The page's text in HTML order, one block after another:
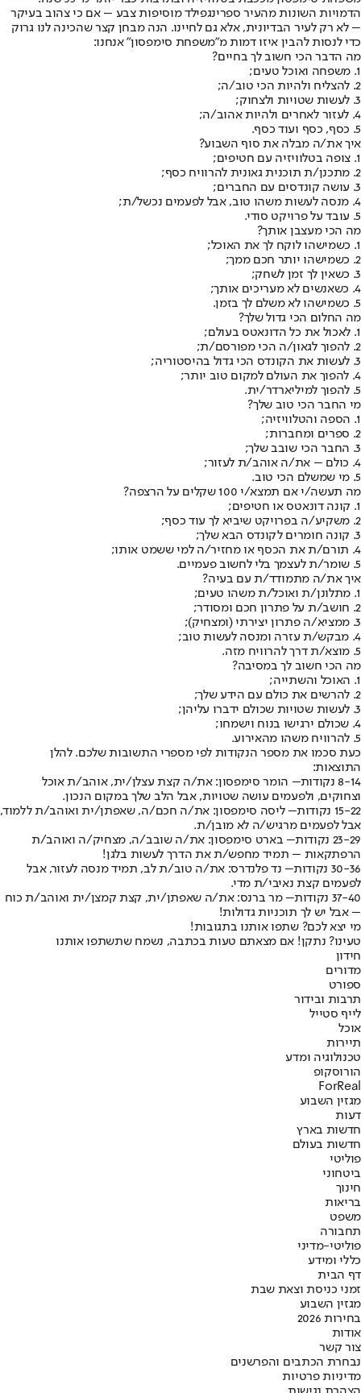
הדמויות השונות מהעיר ספרינגפילד מוסיפות צבע – אם כי צהוב בעיקר
– לא רק לעיר הבדיונית, אלא גם לחיינו. הנה מבחן קצר שהכינה לנו גרוק
כדי לנסות להבין איזו דמות מ"משפחת סימפסון" אנחנו:
מה הדבר הכי חשוב לך בחיים?
1. משפחה ואוכל טעים;
2. להצליח ולהיות הכי טוב/ה;
3. לעשות שטויות ולצחוק;
4. לעזור לאחרים ולהיות אהוב/ה;
5. כסף, כסף ועוד כסף.
איך את/ה מבלה את סוף השבוע?
1. צופה בטלוויזיה עם חטיפים;
2. מתכנן/ת תוכנית גאונית להרוויח כסף;
3. עושה קונדסים עם החברים;
4. מנסה לעשות משהו טוב, אבל לפעמים נכשל/ת;
5. עובד על פרויקט סודי.
מה הכי מעצבן אותך?
1. כשמישהו לוקח לך את האוכל;
2. כשמישהו יותר חכם ממך;
3. כשאין לך זמן לשחק;
4. כשאנשים לא מעריכים אותך;
5. כשמישהו לא משלם לך בזמן.
מה החלום הכי גדול שלך?
1. לאכול את כל הדונאטס בעולם;
2. להפוך לגאון/ה הכי מפורסם/ת;
3. לעשות את הקונדס הכי גדול בהיסטוריה;
4. להפוך את העולם למקום טוב יותר;
5. להפוך למיליארדר/ית.
מי החבר הכי טוב שלך?
1. הספה והטלוויזיה;
2. ספרים ומחברות;
3. החבר הכי שובב שלך;
4. כולם – את/ה אוהב/ת לעזור;
5. מי שמשלם הכי טוב.
מה תעשה/י אם תמצא/י 100 שקלים על הרצפה?
1. קונה דונאטס או חטיפים;
2. משקיע/ה בפרויקט שיביא לך עוד כסף;
3. קונה חומרים לקונדס הבא שלך;
4. תורם/ת את הכסף או מחזיר/ה למי ששמט אותו;
5. שומר/ת לעצמך בלי לחשוב פעמיים.
איך את/ה מתמודד/ת עם בעיה?
1. מתלונן/ת ואוכל/ת משהו טעים;
2. חושב/ת על פתרון חכם ומסודר;
3. ממציא/ה פתרון יצירתי (ומצחיק);
4. מבקש/ת עזרה ומנסה לעשות טוב;
5. מוצא/ת דרך להרוויח מזה.
מה הכי חשוב לך במסיבה?
1. האוכל והשתייה;
2. להרשים את כולם עם הידע שלך;
3. לעשות שטויות שכולם ידברו עליהן;
4. שכולם ירגישו בנוח וישמחו;
5. להרוויח משהו מהאירוע.
כעת סכמו את מספר הנקודות לפי מספרי התשובות שלכם. להלן
התוצאות:
8-14 נקודות
– הומר סימפסון: את/ה קצת עצלן/ית, אוהב/ת אוכל
וצחוקים, ולפעמים עושה שטויות, אבל הלב שלך במקום הנכון.
15-22 נקודות
– ליסה סימפסון: את/ה חכם/ה, שאפתן/ית ואוהב/ת ללמוד,
אבל לפעמים מרגיש/ה לא מובן/ת.
23-29 נקודות
– בארט סימפסון: את/ה שובב/ה, מצחיק/ה ואוהב/ת
הרפתקאות – תמיד מחפש/ת את הדרך לעשות בלגן!
30-36 נקודות
– נד פלנדרס: את/ה טוב/ת לב, תמיד מנסה לעזור, אבל
לפעמים קצת נאיבי/ת מדי.
37-40 נקודות
– מר ברנס: את/ה שאפתן/ית, קצת קמצן/ית ואוהב/ת כוח
– אבל יש לך תוכניות גדולות!
מי יצא לכם? שתפו אותנו בתגובות!
טעינו? נתקן! אם מצאתם טעות בכתבה, נשמח שתשתפו אותנו
חידון
מדורים
ספורט
תרבות ובידור
לייף סטייל
אוכל
תיירות
טכנולוגיה ומדע
הורוסקופ
ForReal
מגזין השבוע
דעות
חדשות בארץ
חדשות בעולם
פוליטי
ביטחוני
חינוך
בריאות
משפט
תחבורה
פוליטי-מדיני
כללי ומידע
דף הבית
זמני כניסת וצאת שבת
מגזין השבוע
בחירות 2026
אודות
צור קשר
נבחרת הכתבים והפרשנים
מדיניות פרטיות